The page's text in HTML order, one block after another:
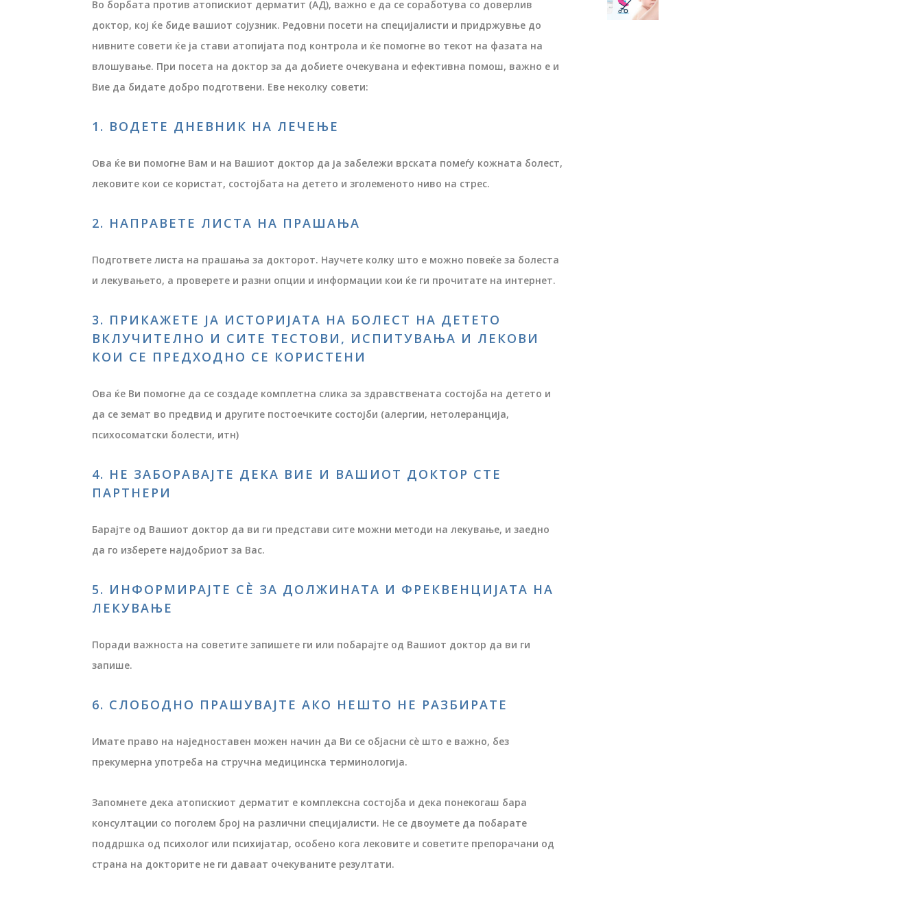
Во борбата против атопискиот дерматит (АД), важно е да се соработува со доверлив
доктор, кој ќе биде вашиот сојузник. Редовни посети на специјалисти и придржувње до
нивните совети ќе ја стави атопијата под контрола и ќе помогне во текот на фазата на
влошување. При посета на доктор за да добиете очекувана и ефективна помош, важно е и
Вие да бидате добро подготвени. Еве неколку совети:
1. ВОДЕТЕ ДНЕВНИК НА ЛЕЧЕЊЕ
Ова ќе ви помогне Вам ​​и на Вашиот доктор да ја забележи врската помеѓу кожната болест,
лековите кои се користат, состојбата на детето и зголеменото ниво на стрес.
2. НАПРАВЕТЕ ЛИСТА НА ПРАШАЊА
Подгответе листа на прашања за докторот. Научете колку што е можно повеќе за болеста
и лекувањето, а проверете и разни опции и информации кои ќе ги прочитате на интернет.
3. ПРИКАЖЕТЕ ЈА ИСТОРИЈАТА НА БОЛЕСТ НА ДЕТЕТО
ВКЛУЧИТЕЛНО И СИТЕ ТЕСТОВИ, ИСПИТУВАЊА И ЛЕКОВИ
КОИ СЕ ПРЕДХОДНО СЕ КОРИСТЕНИ
Ова ќе Ви помогне да се создаде комплетна слика за здравствената состојба на детето и
да се земат во предвид и другите постоечките состојби (алергии, нетолеранција,
психосоматски болести, итн)
4. НЕ ЗАБОРАВАЈТЕ ДЕКА ВИЕ И ВАШИОТ ДОКТОР СТЕ
ПАРТНЕРИ
Бaрајте од Вашиот доктор да ви ги представи сите можни методи на лекување, и заедно
да го изберете најдобриот за Вас.
5. ИНФОРМИРАЈТЕ СÈ ЗА ДОЛЖИНАТА И ФРЕКВЕНЦИЈАТА НА
ЛЕКУВАЊЕ
Поради важноста на советите запишете ги или побарајте од Вашиот доктор да ви ги
запише.
6. СЛОБОДНО ПРАШУВАЈТЕ АКО НЕШТО НЕ РАЗБИРАТЕ
Имате право на наједноставен можен начин да Ви се објасни сè што е важно, без
прекумерна употреба на стручна медицинска терминологија.
Запомнете дека атопискиот дерматит е комплексна состојба и дека понекогаш бара
консултации со поголем број на различни специјалисти. Не се двоумете да побарате
поддршка од психолог или психијатар, особено кога лековите и советите препорачани од
страна на докторите не ги даваат очекуваните резултати.